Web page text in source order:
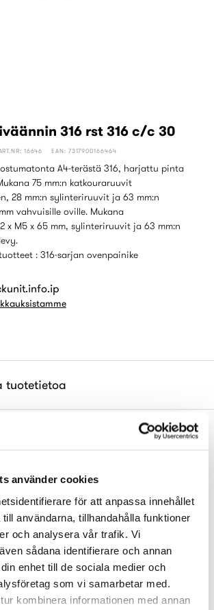
använder cookies
för att anpassa innehållet
användarna, tillhandahålla funktioner
och analysera vår trafik. Vi
sådana identifierare och annan
enhet till de sociala medier och
som vi samarbetar med.
kombinera informationen med annan
316 rst 316 c/c 30
16646 EAN: 7317900166464
A4-terästä 316, harjattu pinta
75 mm:n katkouraruuvit
28 mm:n sylinteriruuvit ja 63 mm:n
vahvuisille oville. Mukana
x M5 x 65 mm, sylinteriruuvit ja 63 mm:n
: 316-sarjan ovenpainike
tuotetietoa